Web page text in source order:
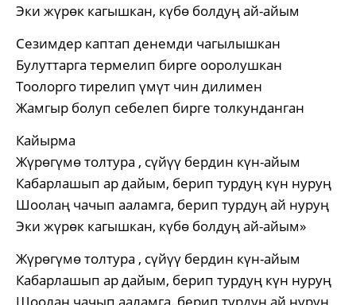
Эки жүрөк кагышкан, күбө болдуң ай-айым
Сезимдер каптап денемди чагылышкан
Булуттарга термелип бирге ооролушкан
Тоолорго тирелип үмүт чин дилимен
Жамгыр болуп себелеп бирге толкунданган
Кайырма
Жүрөгүмө толтура , сүйүү бердин күн-айым
Кабарлашып ар дайым, берип турдуң күн нуруң
Шоолаң чачып ааламга, берип турдуң ай нуруң
Эки жүрөк кагышкан, күбө болдуң ай-айым»
Жүрөгүмө толтура , сүйүү бердин күн-айым
Кабарлашып ар дайым, берип турдуң күн нуруң